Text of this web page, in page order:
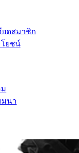
ยดสมาชิก
ยชน์
นา